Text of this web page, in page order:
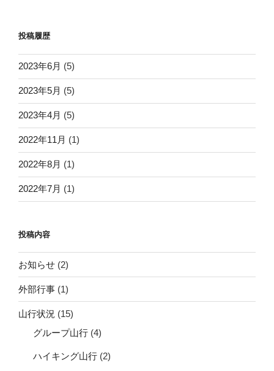
投稿履歴
2023年6月 (5)
2023年5月 (5)
2023年4月 (5)
2022年11月 (1)
2022年8月 (1)
2022年7月 (1)
投稿内容
お知らせ (2)
外部行事 (1)
山行状況 (15)
グループ山行 (4)
ハイキング山行 (2)